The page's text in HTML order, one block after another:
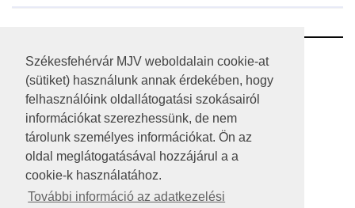
Székesfehérvár MJV weboldalain cookie-at
(sütiket) használunk annak érdekében, hogy
felhasználóink oldallátogatási szokásairól
információkat szerezhessünk, de nem
tárolunk személyes információkat. Ön az
oldal meglátogatásával hozzájárul a a
cookie-k használatához.
További információ az adatkezelési
RSS
A HONLAP 2017.03.31-I ÁLLAPOTA
JOGI NYILATKOZAT
IMPRESSZUM